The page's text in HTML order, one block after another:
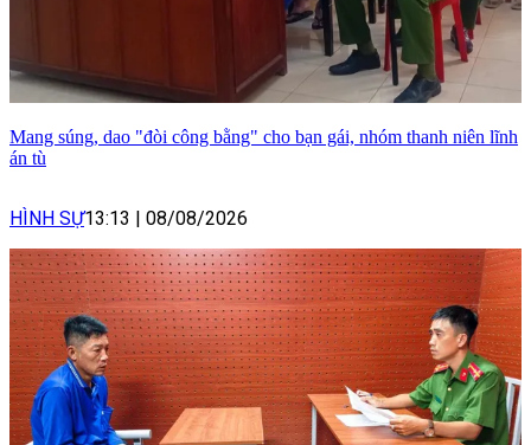
Mang súng, dao "đòi công bằng" cho bạn gái, nhóm thanh niên lĩnh
án tù
HÌNH SỰ13:13 08/08/2026